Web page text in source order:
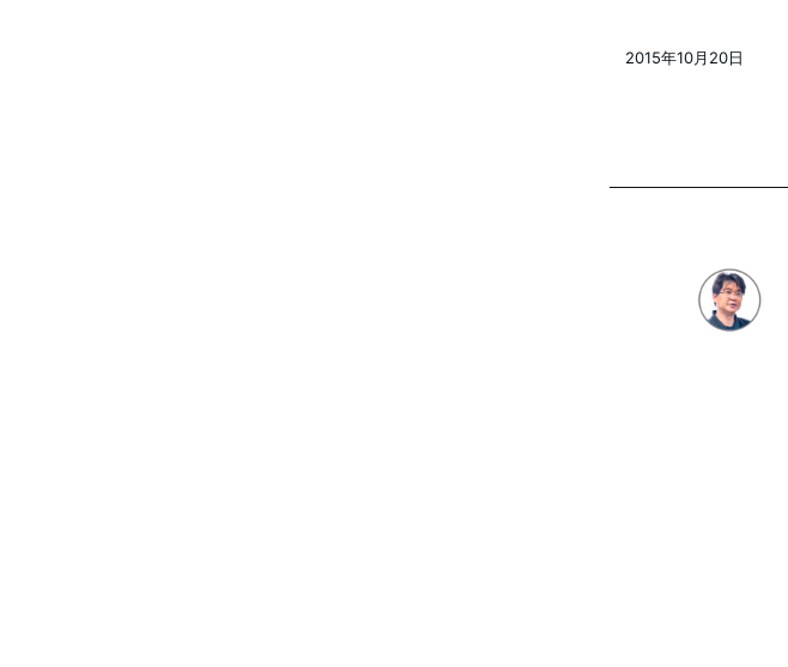
2015年10月20日